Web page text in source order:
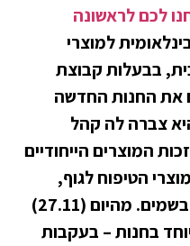
לכם לראשונה
למוצרי
בבעלות קבוצת
4 חודשים את החנות החדשה
צברה לה קהל
המוצרים הייחודיים
הטיפוח לגוף,
הקרמים, הסבונים, הנרות והבשמים. מהיום (27.11)
בחנות – בעקבות